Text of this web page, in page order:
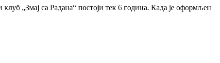
„Змај са Радана“ постоји тек 6 година. Када је оформљен